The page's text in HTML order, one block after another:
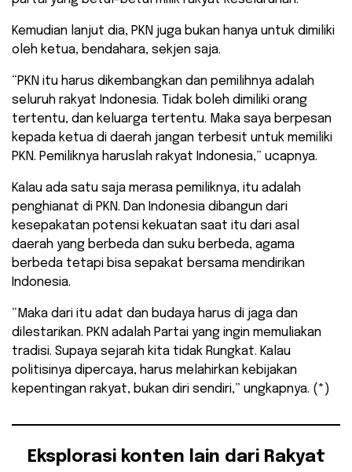
Kemudian lanjut dia, PKN juga bukan hanya untuk dimiliki
oleh ketua, bendahara, sekjen saja.
“PKN itu harus dikembangkan dan pemilihnya adalah
seluruh rakyat Indonesia. Tidak boleh dimiliki orang
tertentu, dan keluarga tertentu. Maka saya berpesan
kepada ketua di daerah jangan terbesit untuk memiliki
PKN. Pemiliknya haruslah rakyat Indonesia,” ucapnya.
Kalau ada satu saja merasa pemiliknya, itu adalah
penghianat di PKN. Dan Indonesia dibangun dari
kesepakatan potensi kekuatan saat itu dari asal
daerah yang berbeda dan suku berbeda, agama
berbeda tetapi bisa sepakat bersama mendirikan
Indonesia.
“Maka dari itu adat dan budaya harus di jaga dan
dilestarikan. PKN adalah Partai yang ingin memuliakan
tradisi. Supaya sejarah kita tidak Rungkat. Kalau
politisinya dipercaya, harus melahirkan kebijakan
kepentingan rakyat, bukan diri sendiri,” ungkapnya. (*)
Eksplorasi konten lain dari Rakyat